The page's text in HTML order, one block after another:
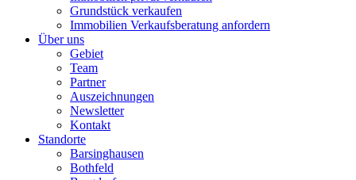
Grundstück verkaufen
Immobilien Verkaufsberatung anfordern
Über uns
Gebiet
Team
Partner
Auszeichnungen
Newsletter
Kontakt
Standorte
Barsinghausen
Bothfeld